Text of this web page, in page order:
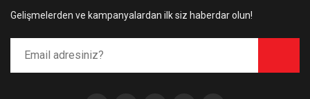
Gelişmelerden ve kampanyalardan ilk siz haberdar olun!